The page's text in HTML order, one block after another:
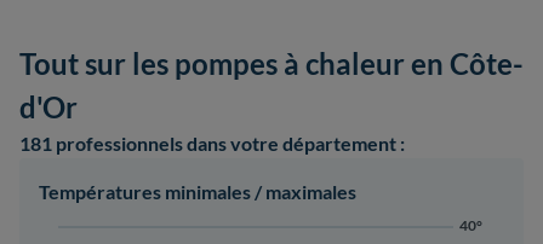
Tout sur les pompes à chaleur en Côte-
d'Or
181 professionnelsdans votre département :
Températures minimales / maximales
40°